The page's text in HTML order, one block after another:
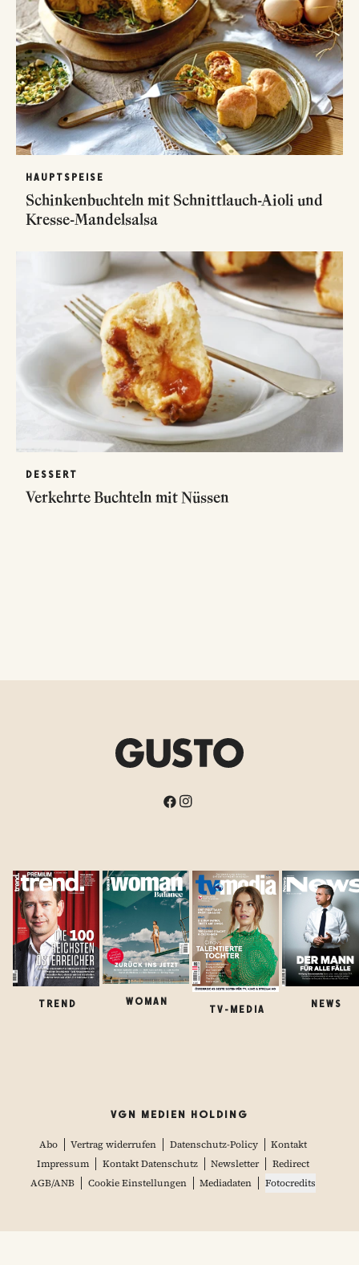
HAUPTSPEISE
Schinkenbuchteln mit Schnittlauch-Aioli und
Kresse-Mandelsalsa
DESSERT
Verkehrte Buchteln mit Nüssen
TREND WOMAN
TV-MEDIA
NEWS
VGN MEDIEN HOLDING
Abo Vertrag widerrufen Datenschutz-Policy
Kontakt
Impressum
Kontakt Datenschutz Newsletter
Redirect
AGB/ANB
Cookie Einstellungen Mediadaten Fotocredits